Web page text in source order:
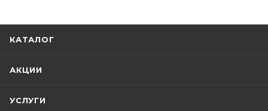
КАТАЛОГ
АКЦИИ
УСЛУГИ